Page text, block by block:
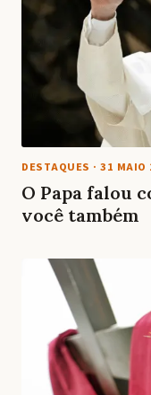
DESTAQUES · 31 MAIO
O Papa falou
você também